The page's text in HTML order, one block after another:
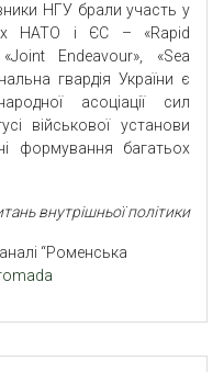
НГУ брали участь у
НАТО і ЄС – «Rapid
Endeavour», «Sea
гвардія України є
асоціації сил
військової установи
формування багатьох
внутрішньої політики
“Роменська